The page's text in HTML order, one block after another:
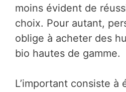
moins évident de
choix. Pour autant,
oblige à acheter des
bio hautes de gamme.
L’important consiste à